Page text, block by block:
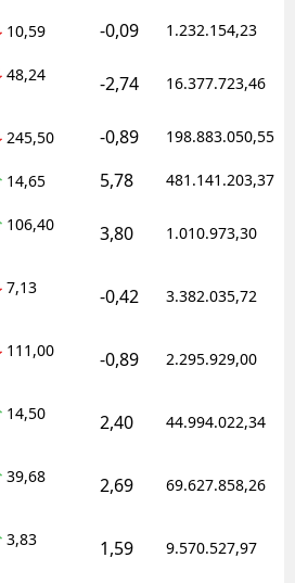
10,59 -0,09 1.232.154,23
48,24 -2,74 16.377.723,46
245,50 -0,89 198.883.050,55
14,65 5,78 481.141.203,37
106,40 3,80 1.010.973,30
7,13 -0,42 3.382.035,72
111,00 -0,89 2.295.929,00
14,50 2,40 44.994.022,34
39,68 2,69 69.627.858,26
3,83 1,59 9.570.527,97